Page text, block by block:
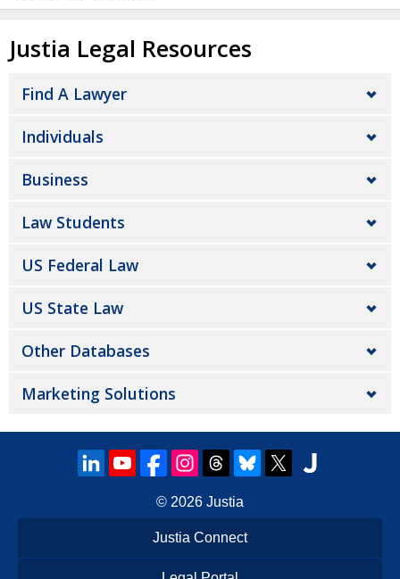
Justia Legal Resources
Find A Lawyer
Individuals
Business
Law Students
US Federal Law
US State Law
Other Databases
Marketing Solutions
© 2026 Justia
Justia Connect